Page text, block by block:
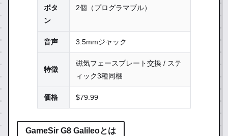
ボタ
ン
2個（プログラマブル）
音声 3.5mmジャック
特徴
磁気フェースプレート交換 / ステ
ィック3種同梱
価格 $79.99
GameSir G8 Galileoとは